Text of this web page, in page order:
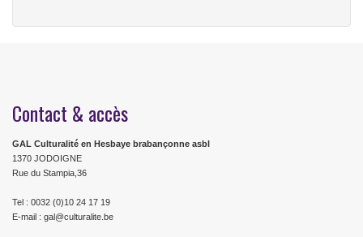
Contact & accès
GAL Culturalité en Hesbaye brabançonne asbl
1370 JODOIGNE
Rue du Stampia,36
Tel : 0032 (0)10 24 17 19
E-mail : gal@culturalite.be